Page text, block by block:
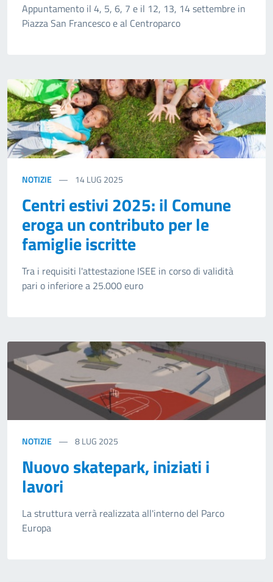
Appuntamento il 4, 5, 6, 7 e il 12, 13, 14 settembre in
Piazza San Francesco e al Centroparco
NOTIZIE 14LUG 2025
Centri estivi 2025: il Comune
eroga un contributo per le
famiglie iscritte
Tra i requisiti l'attestazione ISEE in corso di validità
pari o inferiore a 25.000 euro
NOTIZIE 8LUG 2025
Nuovo skatepark, iniziati i
lavori
La struttura verrà realizzata all'interno del Parco
Europa